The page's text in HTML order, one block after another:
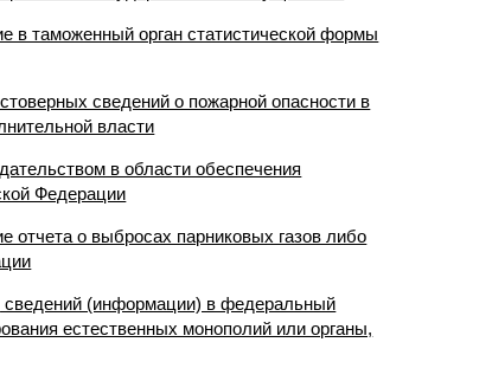
в таможенный орган статистической формы
сведений о пожарной опасности в
власти
в области обеспечения
Федерации
отчета о выбросах парниковых газов либо
сведений (информации) в федеральный
естественных монополий или органы,